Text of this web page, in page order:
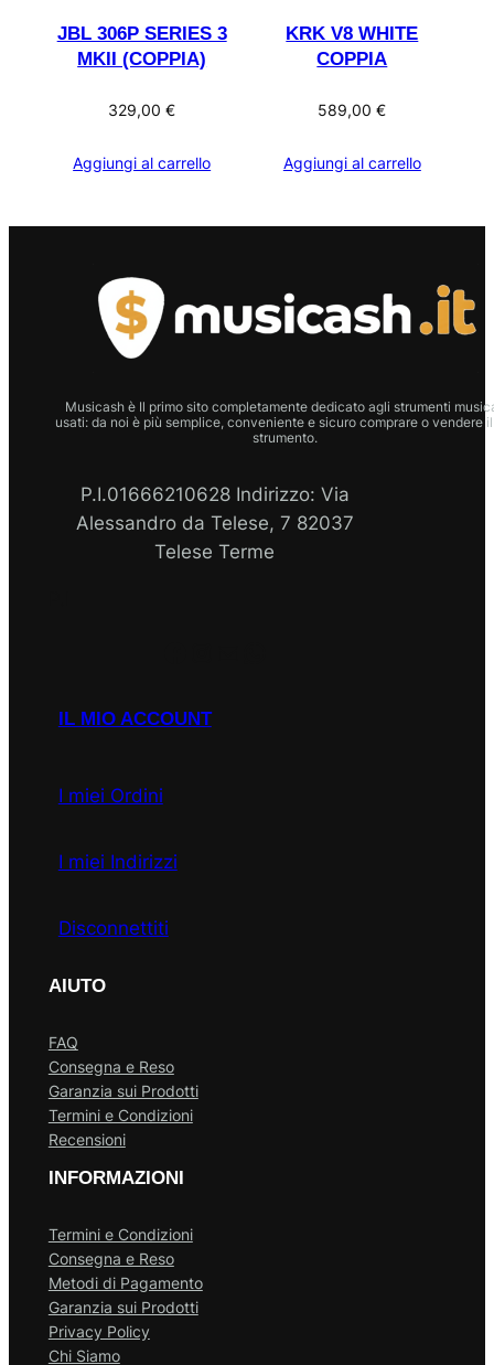
JBL 306P SERIES 3
MKII (COPPIA)
329,00€
Aggiungi al carrello
KRK V8 WHITE
COPPIA
589,00€
Aggiungi al carrello
Musicash è Il primo sito completamente dedicato agli strumenti
usati: da noi è più semplice, conveniente e sicuro comprare o vendere
strumento.
P.I.01666210628 Indirizzo: Via
Alessandro da Telese, 7 82037
Telese Terme
IL MIO ACCOUNT
I miei Ordini
I miei Indirizzi
Disconnettiti
AIUTO
FAQ
Consegna e Reso
Garanzia sui Prodotti
Termini e Condizioni
Recensioni
INFORMAZIONI
Termini e Condizioni
Consegna e Reso
Metodi di Pagamento
Garanzia sui Prodotti
Privacy Policy
Chi Siamo